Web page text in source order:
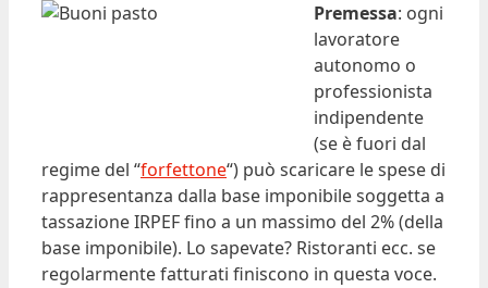
Premessa: ogni
lavoratore
autonomo o
professionista
indipendente
(se è fuori dal
regime del “forfettone“) può scaricare le spese di
rappresentanza dalla base imponibile soggetta a
tassazione IRPEF fino a un massimo del 2% (della
base imponibile). Lo sapevate? Ristoranti ecc. se
regolarmente fatturati finiscono in questa voce.